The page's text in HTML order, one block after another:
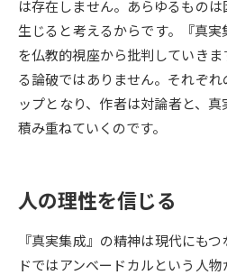
オープンキャンパス検索
来場型・Web型イベント特集
受験準備
志望校・出願校を調べる
併願校選び
は存在しません。あらゆるもの
生じると考えるからです。『真
を仏教的視座から批判していき
る論破ではありません。それぞ
ップとなり、作者は対論者と、
積み重ねていくのです。
人の理性を信じる
『真実集成』の精神は現代にも
ドではアンベードカルという人